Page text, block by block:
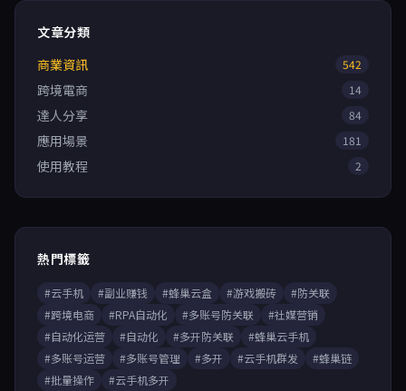
文章分類
商業資訊
542
跨境電商 14
達人分享 84
應用場景 181
使用教程 2
熱門標籤
#云手机 #副业赚钱 #蜂巢云盒 #游戏搬砖
#防关联
#跨境电商
#RPA自动化 #多账号防关联
#社媒营销
#自动化运营
#自动化 #多开防关联
#蜂巢云手机
#多账号运营
#多账号管理 #多开 #云手机群发
#蜂巢链
#批量操作
#云手机多开